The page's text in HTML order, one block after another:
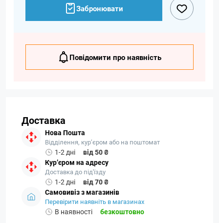
Забронювати
Повідомити про наявність
Доставка
Нова Пошта
Відділення, кур’єром або на поштомат
1-2 дні
від 50 ₴
Кур’єром на адресу
Доставка до під'їзду
1-2 дні
від 70 ₴
Самовивіз з магазинів
Перевірити наявніть в магазинах
В наявності безкоштовно